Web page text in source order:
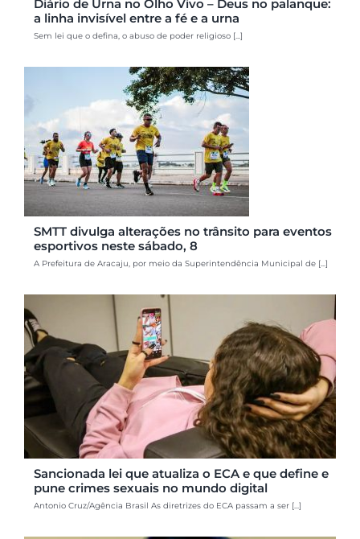
Diário de Urna no Olho Vivo – Deus no palanque:
a linha invisível entre a fé e a urna
Sem lei que o defina, o abuso de poder religioso [...]
SMTT divulga alterações no trânsito para eventos
esportivos neste sábado, 8
A Prefeitura de Aracaju, por meio da Superintendência Municipal de [...]
Sancionada lei que atualiza o ECA e que define e
pune crimes sexuais no mundo digital
Antonio Cruz/Agência Brasil As diretrizes do ECA passam a ser [...]